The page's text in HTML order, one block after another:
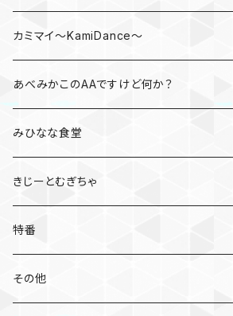
カミマイ～KamiDance～
あべみかこのAAですけど何か？
みひなな食堂
きじーとむぎちゃ
特番
たびとも
その他